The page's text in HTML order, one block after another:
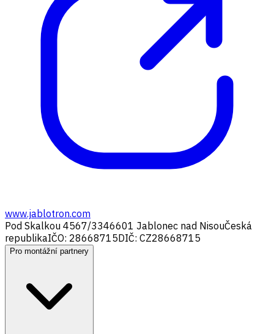
www.jablotron.com
Pod Skalkou 4567/3346601 Jablonec nad NisouČeská
republikaIČO: 28668715DIČ: CZ28668715
Pro montážní partnery